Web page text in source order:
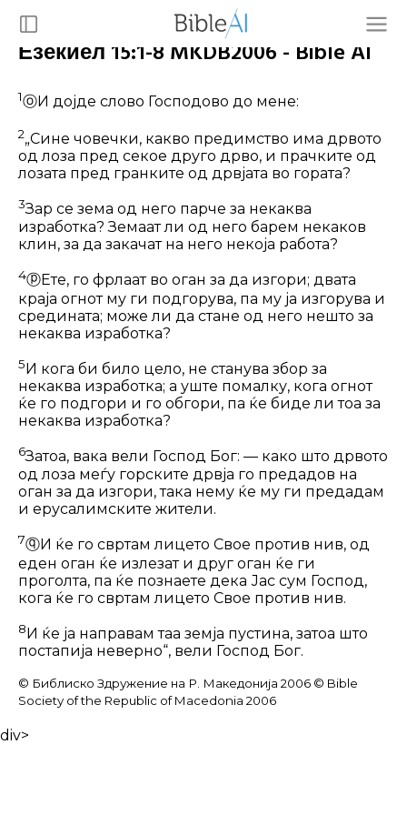
Езекиел 15:1-8 MKDB2006 - Bible AI
1ⓞИ дојде слово Господово до мене:
2„Сине човечки, какво предимство има дрвото
од лоза пред секое друго дрво, и прачките од
лозата пред гран­ките од дрвјата во гората?
3Зар се зема од него парче за некаква
изработка? Земаат ли од него барем некаков
клин, за да закачат на него не­која работа?
4ⓟЕте, го фрлаат во оган за да изгори; двата
краја огнот му ги подгорува, па му ја изгорува и
средината; може ли да стане од него нешто за
некаква изра­ботка?
5 И кога би било цело, не станува збор за
некаква изработка; а уште помалку, кога огнот
ќе го подгори и го обгори, па ќе биде ли тоа за
некаква изработка?
6Затоа, вака вели Господ Бог: — како што дрвото
од лоза меѓу горските дрвја го предадов на
оган за да изгори, така нему ќе му ги предадам
и ерусалимските жители.
7ⓠИ ќе го свртам лицето Свое против нив, од
еден оган ќе излезат и друг оган ќе ги
проголта, па ќе познаете дека Јас сум Господ,
кога ќе го свртам лицето Свое против нив.
8 И ќе ја направам таа земја пустина, затоа што
постапија неверно“, вели Господ Бог.
© Библиско Здружение на Р. Македонија 2006 © Bible
Society of the Republic of Macedonia 2006
div>